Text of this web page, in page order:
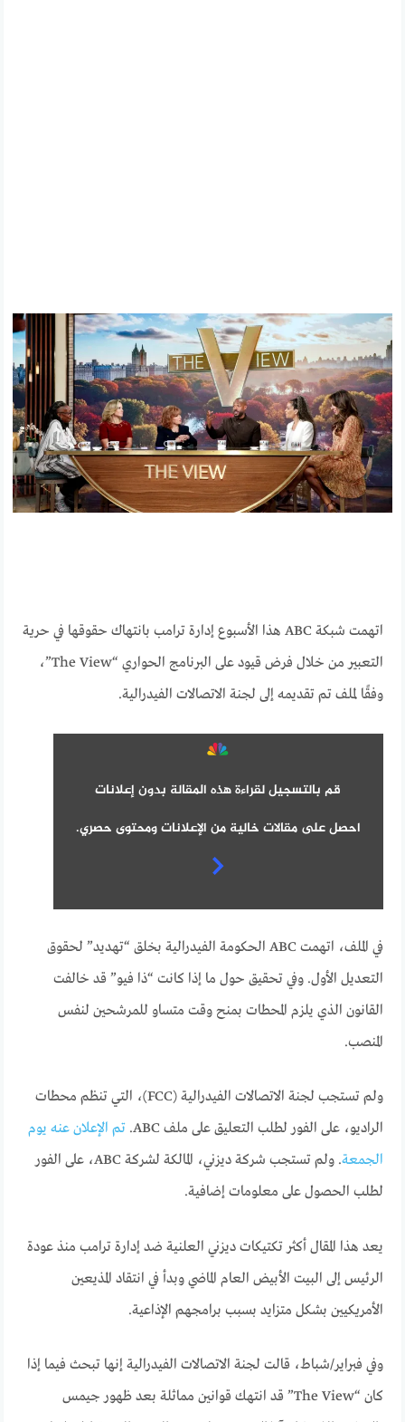
اتهمت شبكة ABC هذا الأسبوع إدارة ترامب بانتهاك حقوقها في حرية
التعبير من خلال فرض قيود على البرنامج الحواري “The View”،
وفقًا لملف تم تقديمه إلى لجنة الاتصالات الفيدرالية.
قم بالتسجيل لقراءة هذه المقالة بدون إعلانات
احصل على مقالات خالية من الإعلانات ومحتوى حصري.
في الملف، اتهمت ABC الحكومة الفيدرالية بخلق “تهديد” لحقوق
التعديل الأول. وفي تحقيق حول ما إذا كانت “ذا فيو” قد خالفت
القانون الذي يلزم المحطات بمنح وقت متساو للمرشحين لنفس
المنصب.
ولم تستجب لجنة الاتصالات الفيدرالية (FCC)، التي تنظم محطات
الراديو، على الفور لطلب التعليق على ملف ABC.
تم الإعلان عنه يوم
الجمعة
. ولم تستجب شركة ديزني، المالكة لشركة ABC، على الفور
لطلب الحصول على معلومات إضافية.
يعد هذا المقال أكثر تكتيكات ديزني العلنية ضد إدارة ترامب منذ عودة
الرئيس إلى البيت الأبيض العام الماضي وبدأ في انتقاد المذيعين
الأمريكيين بشكل متزايد بسبب برامجهم الإذاعية.
وفي فبراير/شباط، قالت لجنة الاتصالات الفيدرالية إنها تبحث فيما إذا
كان “The View” قد انتهك قوانين مماثلة بعد ظهور جيمس